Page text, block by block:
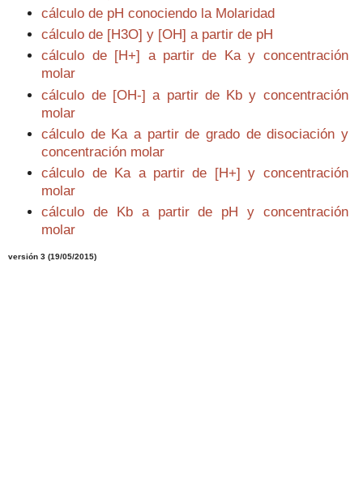
cálculo de pH conociendo la Molaridad
cálculo de [H3O] y [OH] a partir de pH
cálculo de [H+] a partir de Ka y concentración
molar
cálculo de [OH-] a partir de Kb y concentración
molar
cálculo de Ka a partir de grado de disociación y
concentración molar
cálculo de Ka a partir de [H+] y concentración
molar
cálculo de Kb a partir de pH y concentración
molar
versión 3 (19/05/2015)